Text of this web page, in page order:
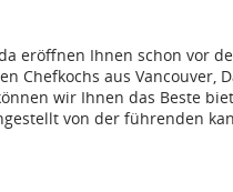
eröffnen Ihnen schon vor
aus Vancouver,
wir Ihnen das Beste
von der führenden